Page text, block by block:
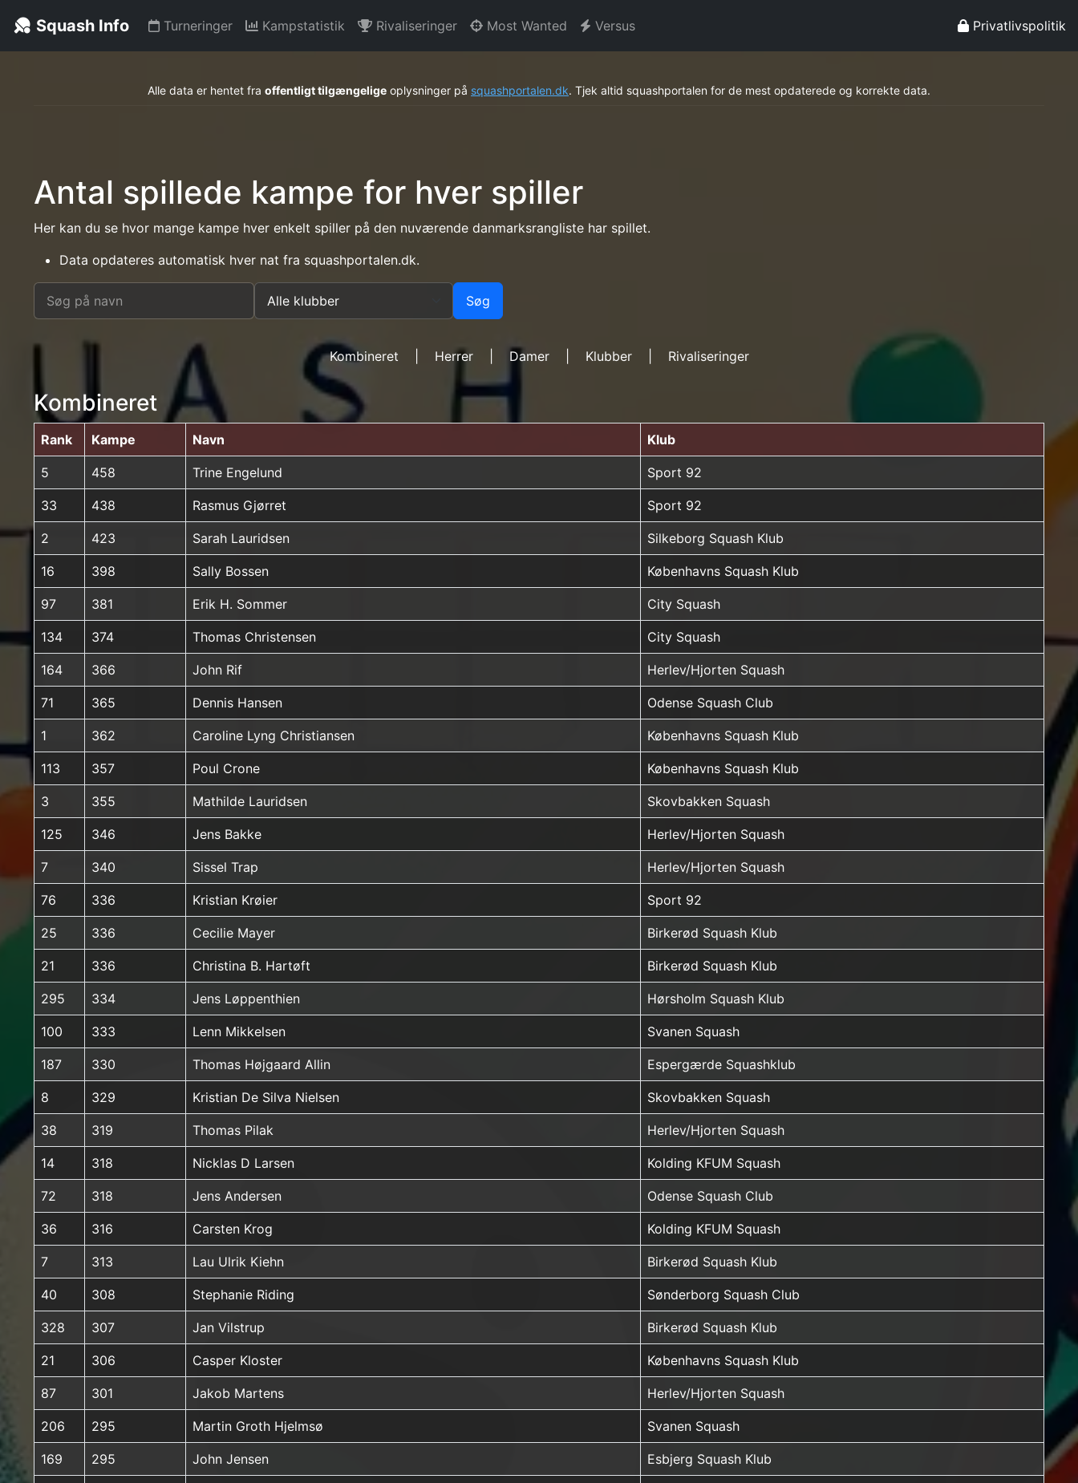
Squash Info Turneringer Kampstatistik Rivaliseringer Most Wanted Versus Privatlivspolitik
Alle data er hentet fra offentligt tilgængelige oplysninger på squashportalen.dk. Tjek altid squashportalen for de mest opdaterede og korrekte data.
Antal spillede kampe for hver spiller
Her kan du se hvor mange kampe hver enkelt spiller på den nuværende danmarksrangliste har spillet.
Data opdateres automatisk hver nat fra squashportalen.dk.
Søg
Kombineret Herrer Damer Klubber Rivaliseringer
Kombineret
Rank Kampe Navn Klub
5 458 Trine Engelund Sport 92
33 438 Rasmus Gjørret Sport 92
2 423 Sarah Lauridsen Silkeborg Squash Klub
16 398 Sally Bossen Københavns Squash Klub
97 381 Erik H. Sommer City Squash
134 374 Thomas Christensen City Squash
164 366 John Rif Herlev/Hjorten Squash
71 365 Dennis Hansen Odense Squash Club
1 362 Caroline Lyng Christiansen Københavns Squash Klub
113 357 Poul Crone Københavns Squash Klub
3 355 Mathilde Lauridsen Skovbakken Squash
125 346 Jens Bakke Herlev/Hjorten Squash
7 340 Sissel Trap Herlev/Hjorten Squash
76 336 Kristian Krøier Sport 92
25 336 Cecilie Mayer Birkerød Squash Klub
21 336 Christina B. Hartøft Birkerød Squash Klub
295 334 Jens Løppenthien Hørsholm Squash Klub
100 333 Lenn Mikkelsen Svanen Squash
187 330 Thomas Højgaard Allin Espergærde Squashklub
8 329 Kristian De Silva Nielsen Skovbakken Squash
38 319 Thomas Pilak Herlev/Hjorten Squash
14 318 Nicklas D Larsen Kolding KFUM Squash
72 318 Jens Andersen Odense Squash Club
36 316 Carsten Krog Kolding KFUM Squash
7 313 Lau Ulrik Kiehn Birkerød Squash Klub
40 308 Stephanie Riding Sønderborg Squash Club
328 307 Jan Vilstrup Birkerød Squash Klub
21 306 Casper Kloster Københavns Squash Klub
87 301 Jakob Martens Herlev/Hjorten Squash
206 295 Martin Groth Hjelmsø Svanen Squash
169 295 John Jensen Esbjerg Squash Klub